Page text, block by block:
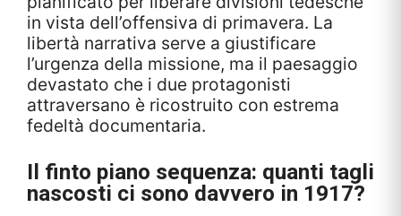
in vista dell’offensiva di primavera. La
libertà narrativa serve a giustificare
l’urgenza della missione, ma il paesaggio
devastato che i due protagonisti
attraversano è ricostruito con estrema
fedeltà documentaria.
Il finto piano sequenza: quanti tagli
nascosti ci sono davvero in 1917?